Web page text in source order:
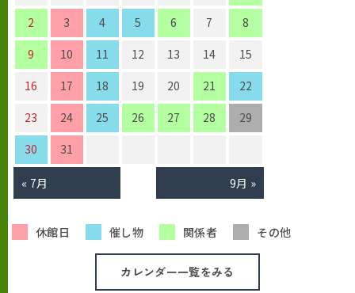
2
3 4 5 6 7
8
9
10 11 12 13 14
15
16
17 18 19 20 21
22
23
24 25 26 27 28
29
30
31
« 7月 9月 »
休館日 催し物 関係者 その他
カレンダー一覧をみる